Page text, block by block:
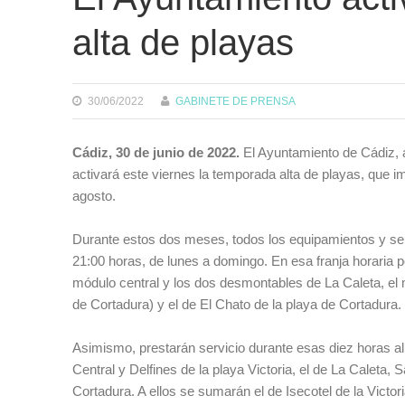
alta de playas
30/06/2022 GABINETE DE PRENSA
Cádiz, 30 de junio de 2022. El Ayuntamiento de
activará este viernes la temporada alta de playas, que
agosto.
Durante estos dos meses, todos los equipamientos y
21:00 horas, de lunes a domingo. En esa franja horaria
módulo central y los dos desmontables de La Caleta,
de Cortadura) y el de El Chato de la playa de Cortadura.
Asimismo, prestarán servicio durante esas diez horas
Central y Delfines de la playa Victoria, el de La Caleta,
Cortadura. A ellos se sumarán el de Isecotel de la